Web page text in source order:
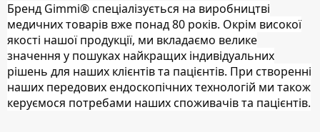
Бренд Gimmi® спеціалізується на виробництві
медичних товарів вже понад 80 років. Окрім високої
якості нашої продукції, ми вкладаємо велике
значення у пошуках найкращих індивідуальних
рішень для наших клієнтів та пацієнтів. При створенні
наших передових ендоскопічних технологій ми також
керуємося потребами наших споживачів та пацієнтів.